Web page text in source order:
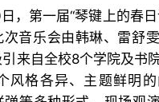
，第一届“琴键上的春
次音乐会由韩琳、雷舒
来自全校8个学院及书
风格各异、主题鲜明